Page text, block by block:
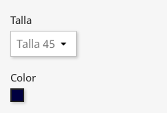
Talla
Color